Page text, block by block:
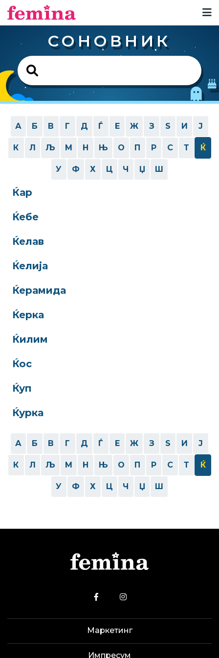
СОНОВНИК
А Б В Г Д Ѓ Е Ж З Ѕ И Ј
К Л Љ М Н Њ О П Р С Т Ќ
У Ф Х Ц Ч Џ Ш
Ќар
Ќебе
Ќелав
Ќелија
Ќерамида
Ќерка
Ќилим
Ќос
Ќуп
Ќурка
А Б В Г Д Ѓ Е Ж З Ѕ И Ј
К Л Љ М Н Њ О П Р С Т Ќ
У Ф Х Ц Ч Џ Ш
Маркетинг
Импресум